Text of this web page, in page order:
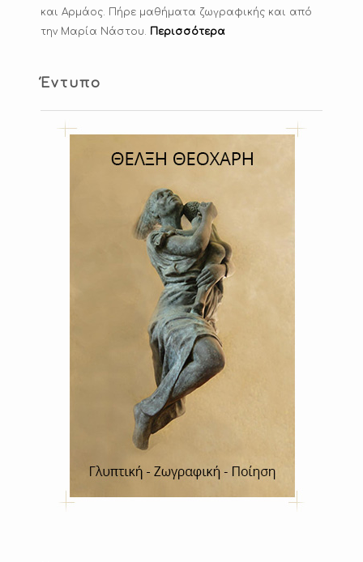
και Αρμάος. Πήρε μαθήματα ζωγραφικής και από
την Μαρία Νάστου. Περισσότερα
Έντυπο